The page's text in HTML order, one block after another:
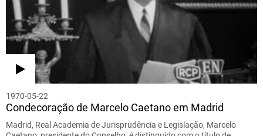
1970-05-22
Condecoração de Marcelo Caetano em Madrid
Madrid, Real Academia de Jurisprudência e Legislação, Marcelo